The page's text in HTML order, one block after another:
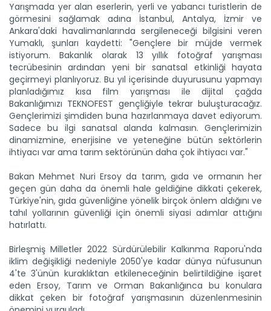
Yarışmada yer alan eserlerin, yerli ve yabancı turistlerin de
görmesini sağlamak adına İstanbul, Antalya, İzmir ve
Ankara'daki havalimanlarında sergileneceği bilgisini veren
Yumaklı, şunları kaydetti: "Gençlere bir müjde vermek
istiyorum. Bakanlık olarak 13 yıllık fotoğraf yarışması
tecrübesinin ardından yeni bir sanatsal etkinliği hayata
geçirmeyi planlıyoruz. Bu yıl içerisinde duyurusunu yapmayı
planladığımız kısa film yarışması ile dijital çağda
Bakanlığımızı TEKNOFEST gençliğiyle tekrar buluşturacağız.
Gençlerimizi şimdiden buna hazırlanmaya davet ediyorum.
Sadece bu ilgi sanatsal alanda kalmasın. Gençlerimizin
dinamizmine, enerjisine ve yeteneğine bütün sektörlerin
ihtiyacı var ama tarım sektörünün daha çok ihtiyacı var."
Bakan Mehmet Nuri Ersoy da tarım, gıda ve ormanın her
geçen gün daha da önemli hale geldiğine dikkati çekerek,
Türkiye'nin, gıda güvenliğine yönelik birçok önlem aldığını ve
tahıl yollarının güvenliği için önemli siyasi adımlar attığını
hatırlattı.
Birleşmiş Milletler 2022 Sürdürülebilir Kalkınma Raporu'nda
iklim değişikliği nedeniyle 2050'ye kadar dünya nüfusunun
4'te 3'ünün kuraklıktan etkileneceğinin belirtildiğine işaret
eden Ersoy, Tarım ve Orman Bakanlığınca bu konulara
dikkat çeken bir fotoğraf yarışmasının düzenlenmesinin